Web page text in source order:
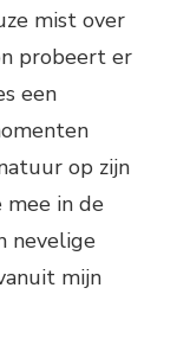
mist over
probeert er
een
op zijn
in de
nevelige
mijn